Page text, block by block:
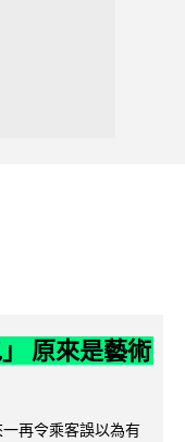
原來是藝術
再令乘客誤以為有